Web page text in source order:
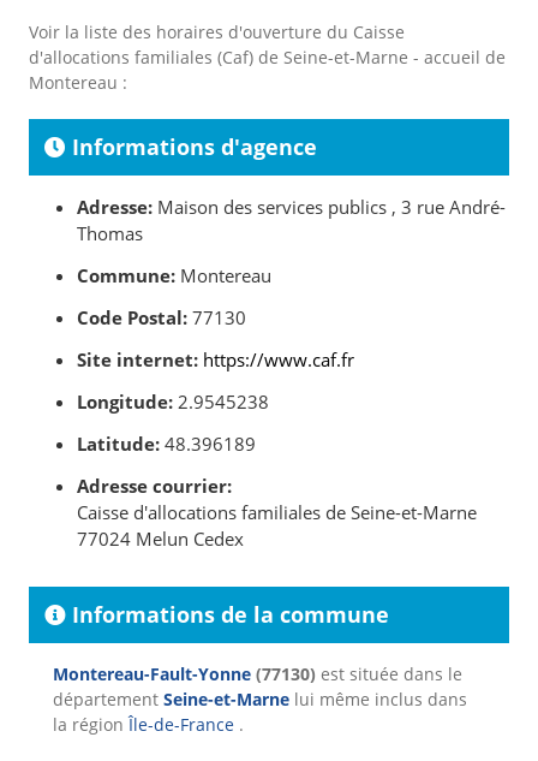
Voir la liste des horaires d'ouverture du Caisse
d'allocations familiales (Caf) de Seine-et-Marne - accueil de
Montereau :
Informations d'agence
Adresse: Maison des services publics , 3 rue André-
Thomas
Commune: Montereau
Code Postal: 77130
Site internet: https://www.caf.fr
Longitude: 2.9545238
Latitude: 48.396189
Adresse courrier:
Caisse d'allocations familiales de Seine-et-Marne
77024 Melun Cedex
Informations de la commune
Montereau-Fault-Yonne (77130) est située dans le
département Seine-et-Marne lui même inclus dans
la régionÎle-de-France .